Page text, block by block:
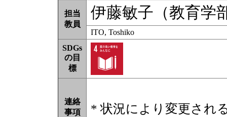
担当
教員
伊藤敏子（教育学
ITO, Toshiko
SDGs
の目
標
連絡
事項
* 状況により変更され